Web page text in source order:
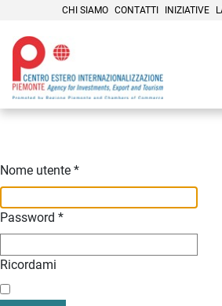
CHI SIAMO CONTATTI INIZIATIVE
Nome utente *
Password *
Ricordami